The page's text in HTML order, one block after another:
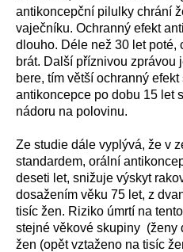
antikoncepční pilulky chrání
vaječníku. Ochranný efekt
dlouho. Déle než 30 let poté,
brát. Další příznivou zprávou
bere, tím větší ochranný
antikoncepce po dobu 15 let
nádoru na polovinu.
Ze studie dále vyplývá, že v
standardem, orální
deseti let, snižuje výskyt
dosažením věku 75 let, z
tisíc žen. Riziko úmrtí na
stejné věkové skupiny (ženy
žen (opět vztaženo na tisíc